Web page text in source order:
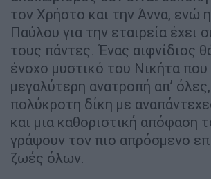
τον Χρήστο και την Άννα, ενώ
Παύλου για την εταιρεία έχει
τους πάντες. Ένας αιφνίδιος
ένοχο μυστικό του Νικήτα που
μεγαλύτερη ανατροπή απ’
πολύκροτη δίκη με
και μια καθοριστική απόφαση
γράψουν τον πιο απρόσμενο
ζωές όλων.